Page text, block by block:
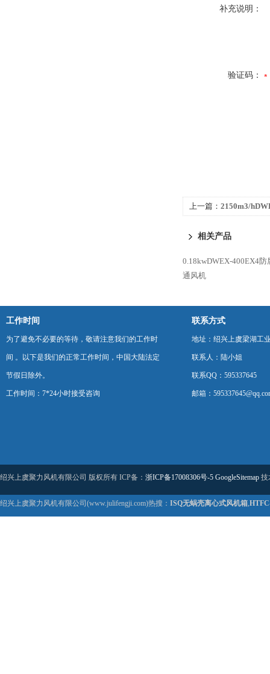
补充说明：
验证码：
上一篇： 2150m3/
相关产品
0.18kwDWEX-400EX4
通风机
工作时间
为了避免不必要的等待，敬请注意我们的工作时
间 。以下是我们的正常工作时间，中国大陆法定
节假日除外。
工作时间：7*24小时接受咨询
联系方式
地址：绍兴上虞梁湖工
联系人：陆小姐
联系QQ：595337645
邮箱：
绍兴上虞聚力风机有限公司 版权所有 ICP备： 浙ICP备17008306号-5 GoogleSitemap 技
绍兴上虞聚力风机有限公司(www.julifengji.com)热搜： ISQ无蜗壳离心式风机箱,